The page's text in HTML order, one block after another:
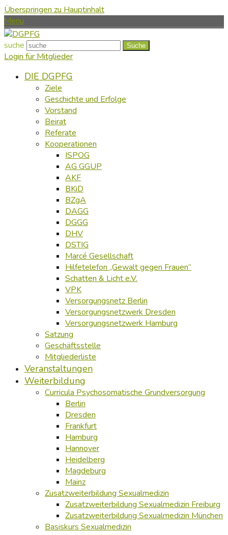
Überspringen zu Hauptinhalt
Menu
suche Suche
Login für Mitglieder
DIE DGPFG
Ziele
Geschichte und Erfolge
Vorstand
Beirat
Referate
Kooperationen
ISPOG
AG GGUP
AKF
BKiD
BZgA
DAGG
DGGG
DHV
DSTIG
Marcé Gesellschaft
Hilfetelefon „Gewalt gegen Frauen“
Schatten & Licht e.V.
VPK
Versorgungsnetz Berlin
Versorgungsnetzwerk Dresden
Versorgungsnetzwerk Hamburg
Satzung
Geschäftsstelle
Mitgliederliste
Veranstaltungen
Weiterbildung
Curricula Psychosomatische Grundversorgung
Berlin
Dresden
Frankfurt
Hamburg
Hannover
Heidelberg
Magdeburg
Mainz
Zusatzweiterbildung Sexualmedizin
Zusatzweiterbildung Sexualmedizin Freiburg
Zusatzweiterbildung Sexualmedizin München
Basiskurs Sexualmedizin